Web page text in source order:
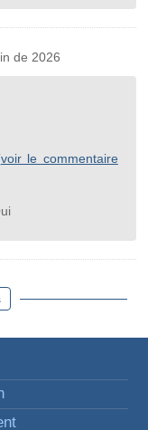
de 2026
voir le commentaire